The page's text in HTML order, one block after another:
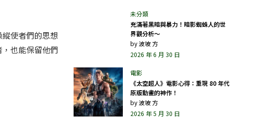
使者們的思想
也能保留他們
充滿著黑暗與暴力！暗影蜘蛛人的世
界觀分析～
by波坡 方
2026 年 6 月 30 日
《太空超人》電影心得：重現 80 年代
原版動畫的神作！
by波坡 方
2026 年 5 月 30 日